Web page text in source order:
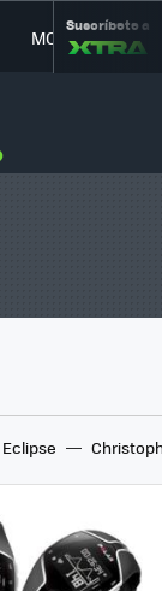
MOVILIDAD
Suscríbete a
Eclipse